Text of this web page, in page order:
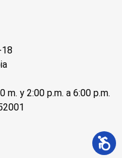
18
m. y 2:00 p.m. a 6:00 p.m.